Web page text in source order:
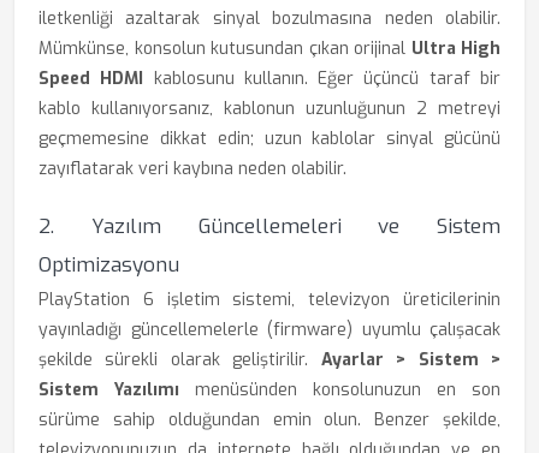
iletkenliği azaltarak sinyal bozulmasına neden olabilir.
Mümkünse, konsolun kutusundan çıkan orijinal Ultra High
Speed HDMI kablosunu kullanın. Eğer üçüncü taraf bir
kablo kullanıyorsanız, kablonun uzunluğunun 2 metreyi
geçmemesine dikkat edin; uzun kablolar sinyal gücünü
zayıflatarak veri kaybına neden olabilir.
2. Yazılım Güncellemeleri ve Sistem
Optimizasyonu
PlayStation 6 işletim sistemi, televizyon üreticilerinin
yayınladığı güncellemelerle (firmware) uyumlu çalışacak
şekilde sürekli olarak geliştirilir. Ayarlar > Sistem >
Sistem Yazılımı menüsünden konsolunuzun en son
sürüme sahip olduğundan emin olun. Benzer şekilde,